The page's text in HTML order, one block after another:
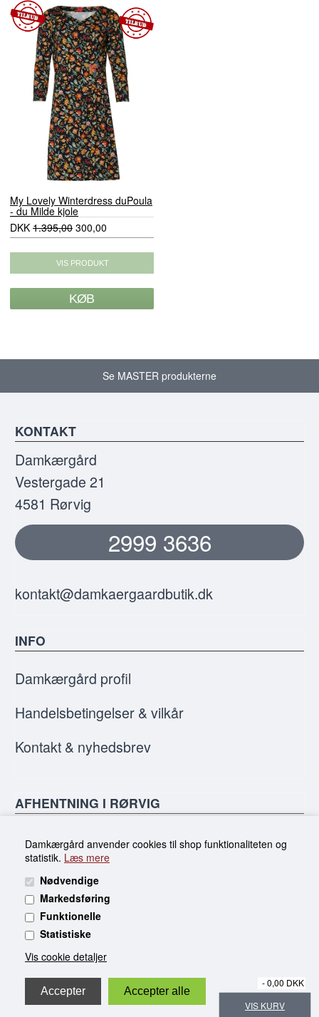
Damkærgård anvender cookies til shop funktionaliteten og
statistik. Læs mere
Nødvendige
Markedsføring
Funktionelle
Statistiske
Vis cookie detaljer
VIS KURV
- 0,00 DKK
My Lovely Winterdress duPoula
- du Milde kjole
DKK 1.395,00 300,00
Se MASTER produkterne
KONTAKT
Damkærgård
Vestergade 21
4581 Rørvig
2999 3636
kontakt@damkaergaardbutik.dk
INFO
Damkærgård profil
Handelsbetingelser & vilkår
Kontakt & nyhedsbrev
AFHENTNING I RØRVIG
stadig handle online og afhente i Rørvig efter
aftale.
American Express: